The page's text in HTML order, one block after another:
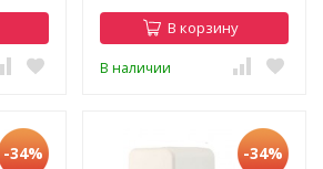
В корзину
В наличии
-34% -34%